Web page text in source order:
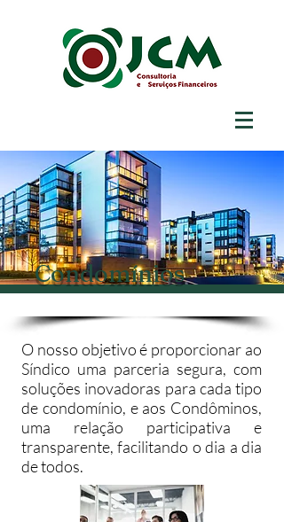
Condomínios
O nosso objetivo é proporcionar ao
Síndico uma parceria segura, com
soluções inovadoras para cada tipo
de condomínio, e aos Condôminos,
uma relação participativa e
transparente, facilitando o dia a dia
de todos.